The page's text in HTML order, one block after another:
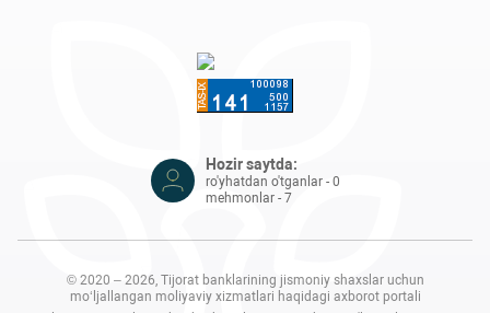
Hozir saytda:
ro'yhatdan o'tganlar - 0
mehmonlar - 7
© 2020 – 2026, Tijorat banklarining jismoniy shaxslar uchun
mo‘ljallangan moliyaviy xizmatlari haqidagi axborot portali